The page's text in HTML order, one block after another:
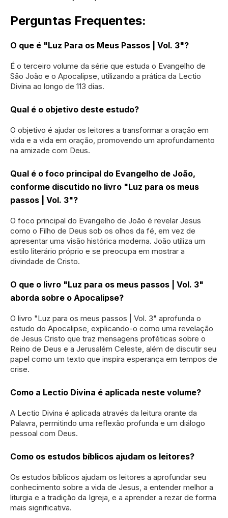
Perguntas Frequentes:
O que é "Luz Para os Meus Passos | Vol. 3"?
É o terceiro volume da série que estuda o Evangelho de
São João e o Apocalipse, utilizando a prática da Lectio
Divina ao longo de 113 dias.
Qual é o objetivo deste estudo?
O objetivo é ajudar os leitores a transformar a oração em
vida e a vida em oração, promovendo um aprofundamento
na amizade com Deus.
Qual é o foco principal do Evangelho de João,
conforme discutido no livro "Luz para os meus
passos | Vol. 3"?
O foco principal do Evangelho de João é revelar Jesus
como o Filho de Deus sob os olhos da fé, em vez de
apresentar uma visão histórica moderna. João utiliza um
estilo literário próprio e se preocupa em mostrar a
divindade de Cristo.
O que o livro "Luz para os meus passos | Vol. 3"
aborda sobre o Apocalipse?
O livro "Luz para os meus passos | Vol. 3" aprofunda o
estudo do Apocalipse, explicando-o como uma revelação
de Jesus Cristo que traz mensagens proféticas sobre o
Reino de Deus e a Jerusalém Celeste, além de discutir seu
papel como um texto que inspira esperança em tempos de
crise.
Como a Lectio Divina é aplicada neste volume?
A Lectio Divina é aplicada através da leitura orante da
Palavra, permitindo uma reflexão profunda e um diálogo
pessoal com Deus.
Como os estudos bíblicos ajudam os leitores?
Os estudos bíblicos ajudam os leitores a aprofundar seu
conhecimento sobre a vida de Jesus, a entender melhor a
liturgia e a tradição da Igreja, e a aprender a rezar de forma
mais significativa.